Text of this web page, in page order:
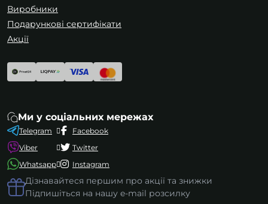
Виробники
Подарункові сертифікати
Акції
Ми у соціальних мережах
Telegram
Viber
Whatsapp
Facebook
Twitter
Instagram
Дізнавайтеся першим про акції та знижки
Підпишіться на нашу e-mail розсилку